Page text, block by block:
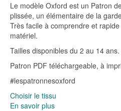
Le modèle Oxford est un Patron
plissée, un élémentaire de la
Très facile à comprendre et
matériel.
Tailles disponibles du 2 au 14 ans.
Patron PDF téléchargeable, à
#lespatronnesoxford
Choisir le tissu
En savoir plus